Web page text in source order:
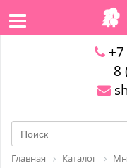
+7
8
Главная Каталог